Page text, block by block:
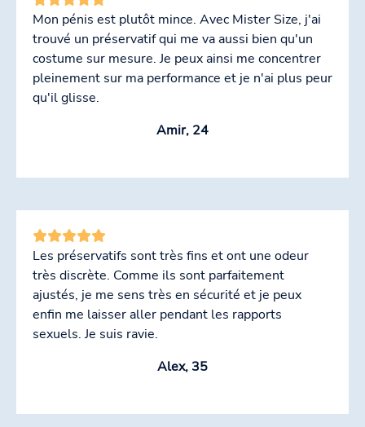
Mon pénis est plutôt mince. Avec Mister Size, j'ai
trouvé un préservatif qui me va aussi bien qu'un
costume sur mesure. Je peux ainsi me concentrer
pleinement sur ma performance et je n'ai plus peur
qu'il glisse.
Amir, 24
Les préservatifs sont très fins et ont une odeur
très discrète. Comme ils sont parfaitement
ajustés, je me sens très en sécurité et je peux
enfin me laisser aller pendant les rapports
sexuels. Je suis ravie.
Alex, 35